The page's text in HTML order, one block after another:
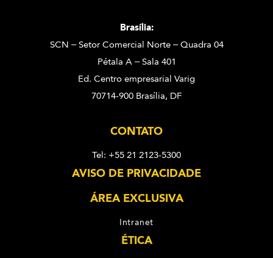
Brasília:
SCN – Setor Comercial Norte – Quadra 04
Pétala A – Sala 401
Ed. Centro empresarial Varig
70714-900 Brasília, DF
CONTATO
Tel: +55 21 2123-5300
AVISO DE PRIVACIDADE
ÁREA EXCLUSIVA
Intranet
ÉTICA